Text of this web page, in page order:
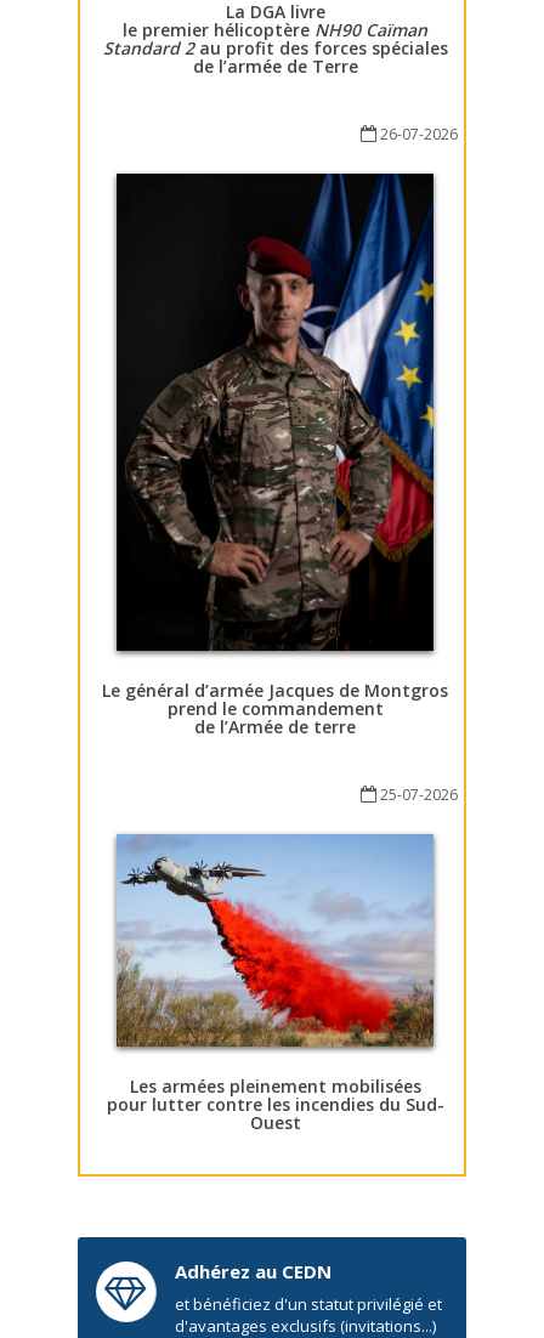
La DGA livre
le premier hélicoptère NH90 Caïman
Standard 2au profit des forces spéciales
de l’armée de Terre
26-07-2026
Le général d’armée Jacques de Montgros
prend le commandement
de l’Armée de terre
25-07-2026
Les armées pleinement mobilisées
pour lutter contre les incendies du Sud-
Ouest
Adhérez au CEDN
et bénéficiez d'un statut privilégié et
d'avantages exclusifs (invitations...)